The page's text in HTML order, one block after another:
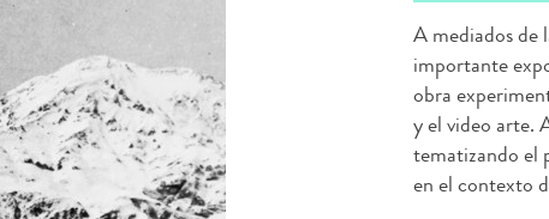
A mediados de
importante
obra
y el video arte.
tematizando el
en el contexto